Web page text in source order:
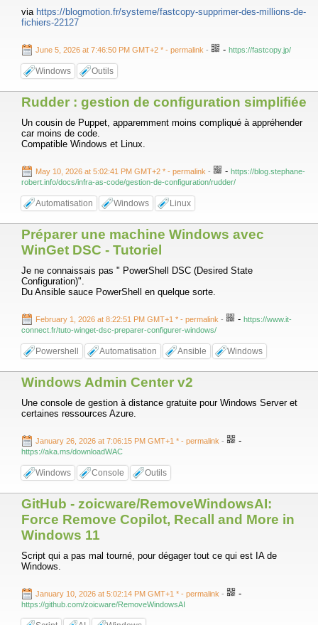
via https://blogmotion.fr/systeme/fastcopy-supprimer-des-millions-de-
fichiers-22127
June 5, 2026 at 7:46:50 PM GMT+2 * - permalink - - https://fastcopy.jp/
Windows Outils
Rudder : gestion de configuration simplifiée
Un cousin de Puppet, apparemment moins compliqué à appréhender
car moins de code.
Compatible Windows et Linux.
May 10, 2026 at 5:02:41 PM GMT+2 * - permalink - - https://blog.stephane-
robert.info/docs/infra-as-code/gestion-de-configuration/rudder/
Automatisation Windows Linux
Préparer une machine Windows avec
WinGet DSC - Tutoriel
Je ne connaissais pas " PowerShell DSC (Desired State
Configuration)".
Du Ansible sauce PowerShell en quelque sorte.
February 1, 2026 at 8:22:51 PM GMT+1 * - permalink - - https://www.it-
connect.fr/tuto-winget-dsc-preparer-configurer-windows/
Powershell Automatisation Ansible Windows
Windows Admin Center v2
Une console de gestion à distance gratuite pour Windows Server et
certaines ressources Azure.
January 26, 2026 at 7:06:15 PM GMT+1 * - permalink - -
https://aka.ms/downloadWAC
Windows Console Outils
GitHub - zoicware/RemoveWindowsAI:
Force Remove Copilot, Recall and More in
Windows 11
Script qui a pas mal tourné, pour dégager tout ce qui est IA de
Windows.
January 10, 2026 at 5:02:14 PM GMT+1 * - permalink - -
https://github.com/zoicware/RemoveWindowsAI